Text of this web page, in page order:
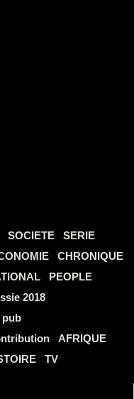
SOCIETE
SERIE
CHRONIQUE
PEOPLE
2018
pub
AFRIQUE
TV